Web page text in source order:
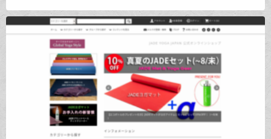
す。商品としては、主に中高級を中心に多彩な製品作りに励んでおります。
特に、他社にはない製品へのお名前刻印加工が人気となっており、ご注文の